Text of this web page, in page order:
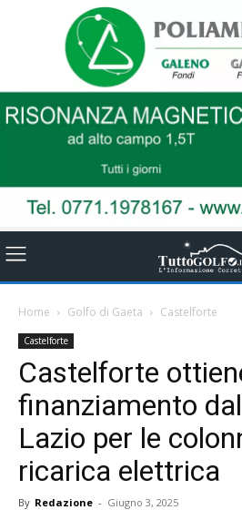
Home Golfo di Gaeta Castelforte
Castelforte
Castelforte
finanziamento
Lazio per le
ricarica elettrica
By Redazione - Giugno 3, 2025